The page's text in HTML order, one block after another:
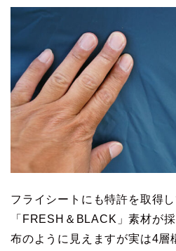
フライシートにも特許を取得
「FRESH＆BLACK」素材が
布のように見えますが実は4層